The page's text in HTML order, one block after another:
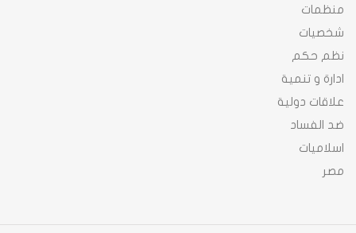
منظمات
شخصيات
نظم حكم
ادارة و تنمية
علاقات دولية
ضد الفساد
اسلاميات
مصر